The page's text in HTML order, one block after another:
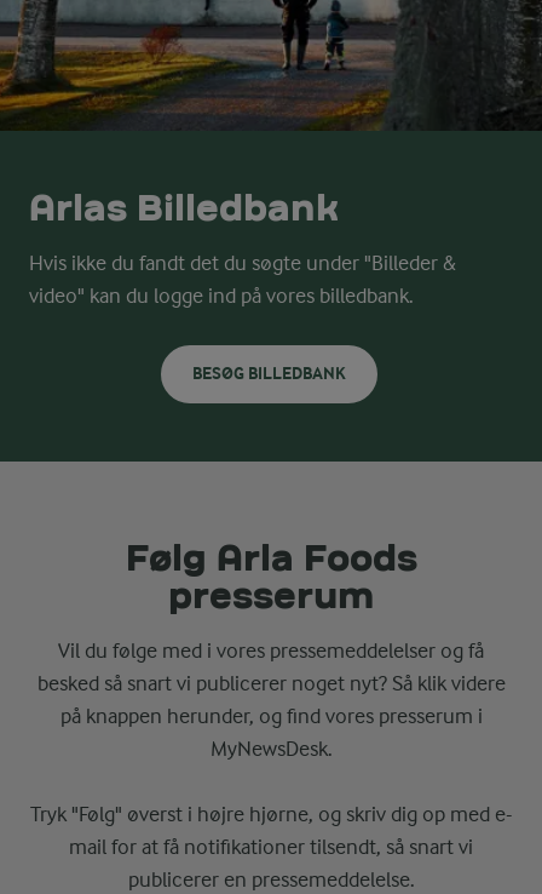
Arlas Billedbank
Hvis ikke du fandt det du søgte under "Billeder &
video" kan du logge ind på vores billedbank.
BESØG BILLEDBANK
Følg Arla Foods
presserum
Vil du følge med i vores pressemeddelelser og få
besked så snart vi publicerer noget nyt? Så klik videre
på knappen herunder, og find vores presserum i
MyNewsDesk.
Tryk "Følg" øverst i højre hjørne, og skriv dig op med e-
mail for at få notifikationer tilsendt, så snart vi
publicerer en pressemeddelelse.